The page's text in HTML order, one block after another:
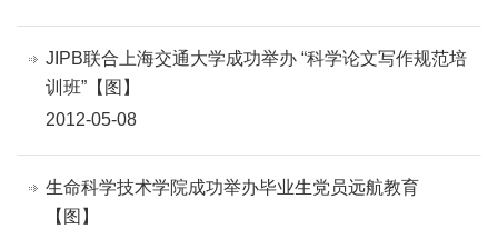
JIPB联合上海交通大学成功举办 “科学论文写作规范培
训班”【图】
2012-05-08
生命科学技术学院成功举办毕业生党员远航教育
【图】